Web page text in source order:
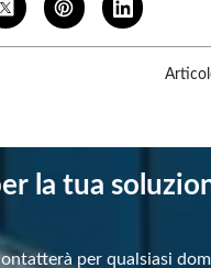
la tua
per qualsiasi